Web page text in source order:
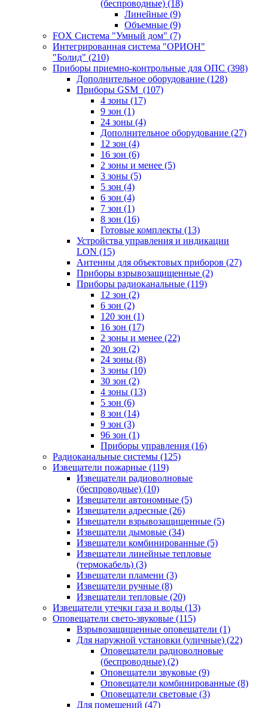
(беспроводные) (18)
Линейные (9)
Объемные (9)
FOX Система "Умный дом" (7)
Интегрированная система "ОРИОН"
"Болид" (210)
Приборы приемно-контрольные для ОПС (398)
Дополнительное оборудование (128)
Приборы GSM (107)
4 зоны (17)
9 зон (1)
24 зоны (4)
Дополнительное оборудование (27)
12 зон (4)
16 зон (6)
2 зоны и менее (5)
3 зоны (5)
5 зон (4)
6 зон (4)
7 зон (1)
8 зон (16)
Готовые комплекты (13)
Устройства управления и индикации
LON (15)
Антенны для объектовых приборов (27)
Приборы взрывозащищенные (2)
Приборы радиоканальные (119)
12 зон (2)
6 зон (2)
120 зон (1)
16 зон (17)
2 зоны и менее (22)
20 зон (2)
24 зоны (8)
3 зоны (10)
30 зон (2)
4 зоны (13)
5 зон (6)
8 зон (14)
9 зон (3)
96 зон (1)
Приборы управления (16)
Радиоканальные системы (125)
Извещатели пожарные (119)
Извещатели радиоволновые
(беспроводные) (10)
Извещатели автономные (5)
Извещатели адресные (26)
Извещатели взрывозащищенные (5)
Извещатели дымовые (34)
Извещатели комбинированные (5)
Извещатели линейные тепловые
(термокабель) (3)
Извещатели пламени (3)
Извещатели ручные (8)
Извещатели тепловые (20)
Извещатели утечки газа и воды (13)
Оповещатели свето-звуковые (115)
Взрывозащищенные оповещатели (1)
Для наружной установки (уличные) (22)
Оповещатели радиоволновые
(беспроводные) (2)
Оповещатели звуковые (9)
Оповещатели комбинированные (8)
Оповещатели световые (3)
Для помещений (47)